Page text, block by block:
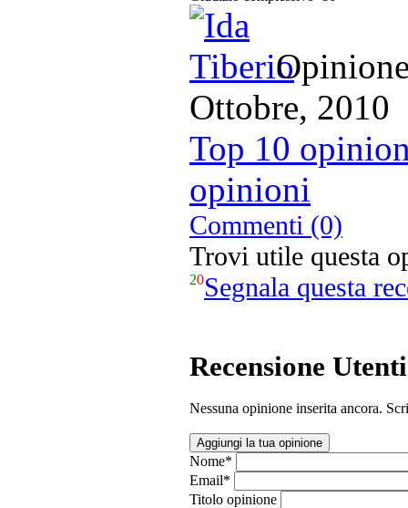
Ottobre, 2010
Top 10
opinioni
Commenti (0)
Trovi utile questa
20Segnala questa
Recensione Utenti
Nessuna opinione inserita ancora.
Aggiungi la tua opinione
Nome*
Email*
Titolo opinione